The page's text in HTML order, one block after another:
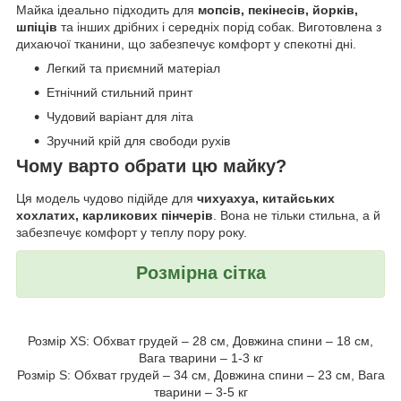
Майка ідеально підходить для мопсів, пекінесів, йорків,
шпіців та інших дрібних і середніх порід собак. Виготовлена з
дихаючої тканини, що забезпечує комфорт у спекотні дні.
Легкий та приємний матеріал
Етнічний стильний принт
Чудовий варіант для літа
Зручний крій для свободи рухів
Чому варто обрати цю майку?
Ця модель чудово підійде для чихуахуа, китайських
хохлатих, карликових пінчерів . Вона не тільки стильна, а й
забезпечує комфорт у теплу пору року.
Розмірна сітка
Розмір XS: Обхват грудей – 28 см, Довжина спини – 18 см,
Вага тварини – 1-3 кг
Розмір S: Обхват грудей – 34 см, Довжина спини – 23 см, Вага
тварини – 3-5 кг